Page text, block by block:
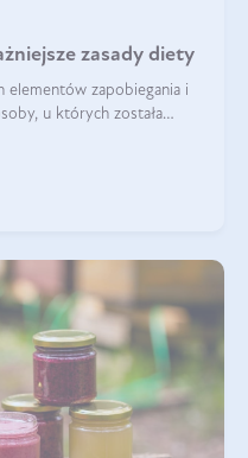
zasady diety
elementów zapobiegania i
u których została